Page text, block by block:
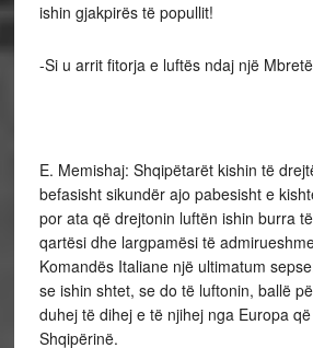
ishin gjakpirës të popullit!
-Si u arrit fitorja e luftës ndaj një
E. Memishaj: Shqipëtarët kishin të
befasisht sikundër ajo pabesisht e
por ata që drejtonin luftën ishin burra
qartësi dhe largpamësi të
Komandës Italiane një ultimatum
se ishin shtet, se do të luftonin, ballë
duhej të dihej e të njihej nga Europa
Shqipërinë.